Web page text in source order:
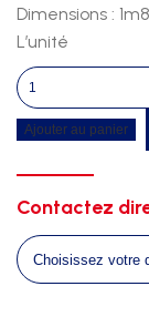
Dimensions :
L’unité
quantité
de
Panneau
Ajouter au panier
Contactez